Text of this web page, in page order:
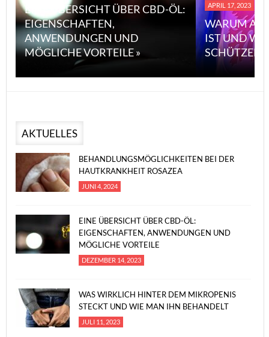
EINE ÜBERSICHT ÜBER CBD-ÖL:
EIGENSCHAFTEN,
ANWENDUNGEN UND
MÖGLICHE VORTEILE »
APRIL 17, 2023
WARUM
IST UND
SCHÜTZEN
AKTUELLES
BEHANDLUNGSMÖGLICHKEITEN BEI DER
HAUTKRANKHEIT ROSAZEA
JUNI 4, 2024
EINE ÜBERSICHT ÜBER CBD-ÖL:
EIGENSCHAFTEN, ANWENDUNGEN UND
MÖGLICHE VORTEILE
DEZEMBER 14, 2023
WAS WIRKLICH HINTER DEM MIKROPENIS
STECKT UND WIE MAN IHN BEHANDELT
JULI 11, 2023